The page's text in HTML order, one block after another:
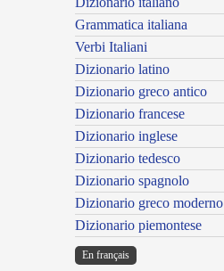
Grammatica italiana
Verbi Italiani
Dizionario latino
Dizionario greco antico
Dizionario francese
Dizionario inglese
Dizionario tedesco
Dizionario spagnolo
Dizionario greco moderno
Dizionario piemontese
En français